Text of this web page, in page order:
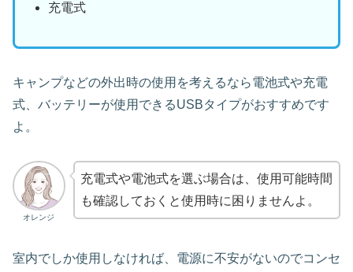
充電式
キャンプなどの外出時の使用を考えるなら電池式や充電
式、バッテリーが使用できるUSBタイプがおすすめです
よ。
オレンジ
充電式や電池式を選ぶ場合は、使用可能時間
も確認しておくと使用時に困りませんよ。
室内でしか使用しなければ、電源に不安がないのでコンセ